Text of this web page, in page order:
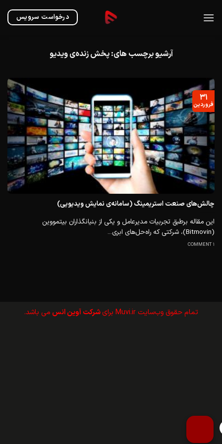
درخواست سرویس
آرشیو برچسب های:پخش زنده‌ی ویدیو
چالش‌های صنعت استریمینگ (سامانه‌ی نمایش ویدیویی)
این مقاله برطبق تجربیات مدیر‌عامل و یکی از بنیانگذاران بیتمووین
(Bitmovin)، شرکتی که راه‌حل‌های ابری...
1 COMMENT
۳۱
فروردین
تمام حقوق وب‌سايت Muvi.ir برای شرکت آوین انس می باشد.